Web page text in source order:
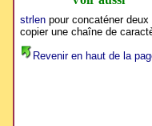
strlenpour concaténer
copier une chaîne de
Revenir en haut de la